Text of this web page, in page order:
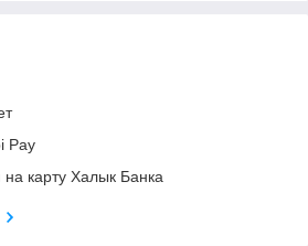
Pay
карту Халык Банка